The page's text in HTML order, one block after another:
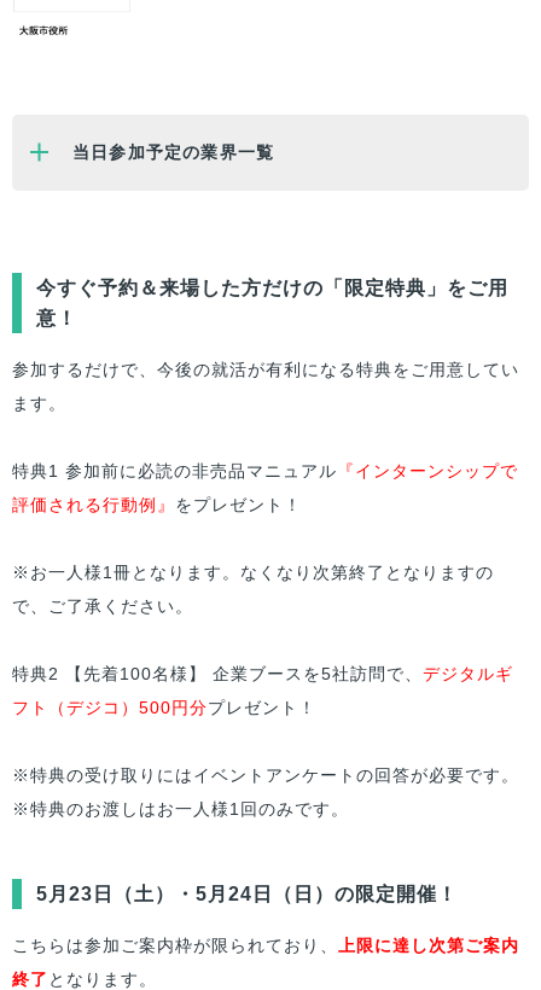
当日参加予定の業界一覧
今すぐ予約＆来場した方だけの「限定特典」をご用
意！
参加するだけで、今後の就活が有利になる特典をご用意してい
ます。
特典1 参加前に必読の非売品マニュアル 『インターンシップで
評価される行動例』 をプレゼント！
※お一人様1冊となります。なくなり次第終了となりますの
で、ご了承ください。
特典2 【先着100名様】 企業ブースを5社訪問で、 デジタルギ
フト（デジコ）500円分プレゼント！
※特典の受け取りにはイベントアンケートの回答が必要です。
※特典のお渡しはお一人様1回のみです。
5月23日（土）・5月24日（日）の限定開催！
こちらは参加ご案内枠が限られており、
上限に達し次第ご案内
終了 となります。